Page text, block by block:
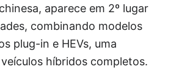
aparece em 2º lugar
combinando modelos
plug-in e HEVs, uma
híbridos completos.